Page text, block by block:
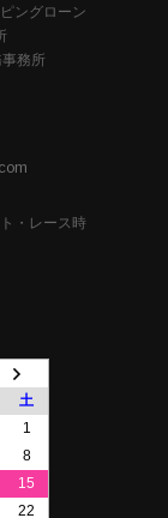
ングローン
務所
・レース時
土
1
8
15
22